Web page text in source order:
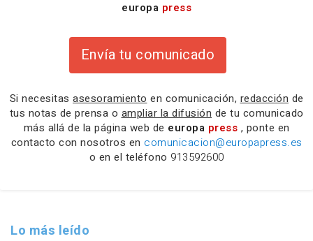
europa press
Envía tu comunicado
Si necesitas asesoramiento en comunicación, redacción de
tus notas de prensa o ampliar la difusión de tu comunicado
más allá de la página web de europa press , ponte en
contacto con nosotros en comunicacion@europapress.es
o en el teléfono 913592600
Lo más leído